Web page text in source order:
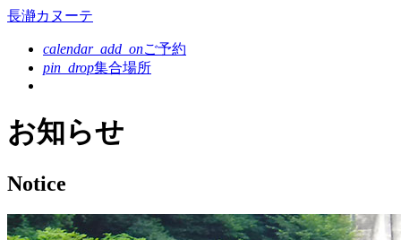
コ
文
へ
キ
プ
長瀞カヌーテ
calendar_add_onご予約
pin_drop集合場所
お知らせ
Notice